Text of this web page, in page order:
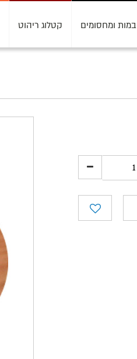
במות ומחסומים קטלוג ריהוט